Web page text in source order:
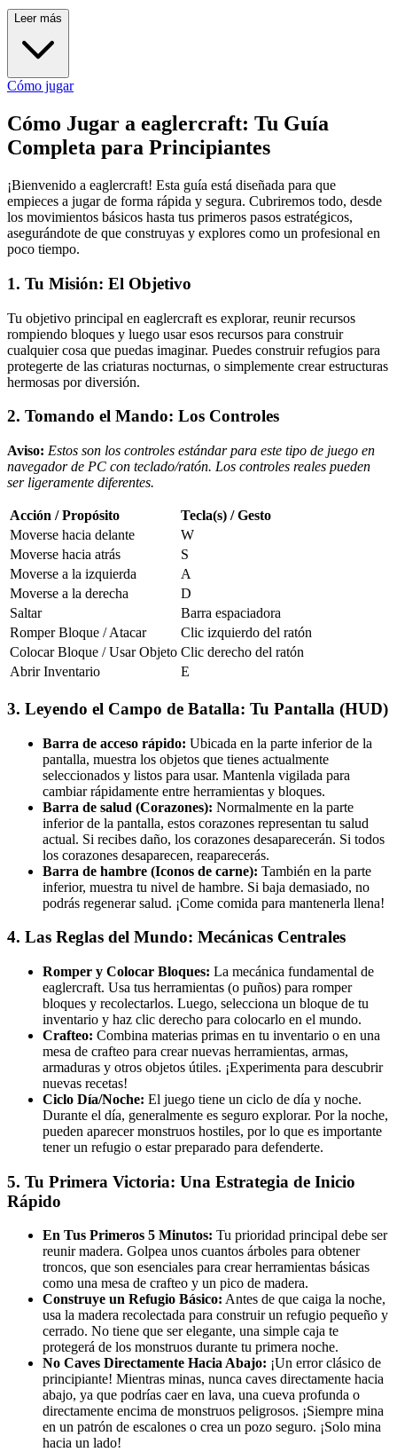
Leer más
Cómo jugar
Cómo Jugar a eaglercraft: Tu Guía
Completa para Principiantes
¡Bienvenido a eaglercraft! Esta guía está diseñada para que
empieces a jugar de forma rápida y segura. Cubriremos todo, desde
los movimientos básicos hasta tus primeros pasos estratégicos,
asegurándote de que construyas y explores como un profesional en
poco tiempo.
1. Tu Misión: El Objetivo
Tu objetivo principal en eaglercraft es explorar, reunir recursos
rompiendo bloques y luego usar esos recursos para construir
cualquier cosa que puedas imaginar. Puedes construir refugios para
protegerte de las criaturas nocturnas, o simplemente crear estructuras
hermosas por diversión.
2. Tomando el Mando: Los Controles
Aviso: Estos son los controles estándar para este tipo de juego en
navegador de PC con teclado/ratón. Los controles reales pueden
ser ligeramente diferentes.
Acción / Propósito
Tecla(s) / Gesto
Moverse hacia delante
W
Moverse hacia atrás
S
Moverse a la izquierda
A
Moverse a la derecha
D
Saltar
Barra espaciadora
Romper Bloque / Atacar
Clic izquierdo del ratón
Colocar Bloque / Usar Objeto Clic derecho del ratón
Abrir Inventario
E
3. Leyendo el Campo de Batalla: Tu Pantalla (HUD)
Barra de acceso rápido: Ubicada en la parte inferior de la
pantalla, muestra los objetos que tienes actualmente
seleccionados y listos para usar. Mantenla vigilada para
cambiar rápidamente entre herramientas y bloques.
Barra de salud (Corazones): Normalmente en la parte
inferior de la pantalla, estos corazones representan tu salud
actual. Si recibes daño, los corazones desaparecerán. Si todos
los corazones desaparecen, reaparecerás.
Barra de hambre (Iconos de carne): También en la parte
inferior, muestra tu nivel de hambre. Si baja demasiado, no
podrás regenerar salud. ¡Come comida para mantenerla llena!
4. Las Reglas del Mundo: Mecánicas Centrales
Romper y Colocar Bloques: La mecánica fundamental de
eaglercraft. Usa tus herramientas (o puños) para romper
bloques y recolectarlos. Luego, selecciona un bloque de tu
inventario y haz clic derecho para colocarlo en el mundo.
Crafteo: Combina materias primas en tu inventario o en una
mesa de crafteo para crear nuevas herramientas, armas,
armaduras y otros objetos útiles. ¡Experimenta para descubrir
nuevas recetas!
Ciclo Día/Noche: El juego tiene un ciclo de día y noche.
Durante el día, generalmente es seguro explorar. Por la noche,
pueden aparecer monstruos hostiles, por lo que es importante
tener un refugio o estar preparado para defenderte.
5. Tu Primera Victoria: Una Estrategia de Inicio
Rápido
En Tus Primeros 5 Minutos: Tu prioridad principal debe ser
reunir madera. Golpea unos cuantos árboles para obtener
troncos, que son esenciales para crear herramientas básicas
como una mesa de crafteo y un pico de madera.
Construye un Refugio Básico: Antes de que caiga la noche,
usa la madera recolectada para construir un refugio pequeño y
cerrado. No tiene que ser elegante, una simple caja te
protegerá de los monstruos durante tu primera noche.
No Caves Directamente Hacia Abajo: ¡Un error clásico de
principiante! Mientras minas, nunca caves directamente hacia
abajo, ya que podrías caer en lava, una cueva profunda o
directamente encima de monstruos peligrosos. ¡Siempre mina
en un patrón de escalones o crea un pozo seguro. ¡Solo mina
hacia un lado!